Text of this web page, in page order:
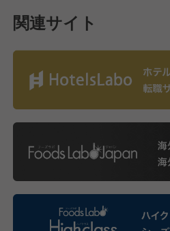
関連サイト